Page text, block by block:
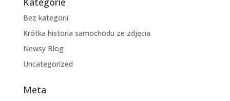
Bez kategorii
Krótka historia samochodu ze zdjęcia
Newsy Blog
Uncategorized
Meta